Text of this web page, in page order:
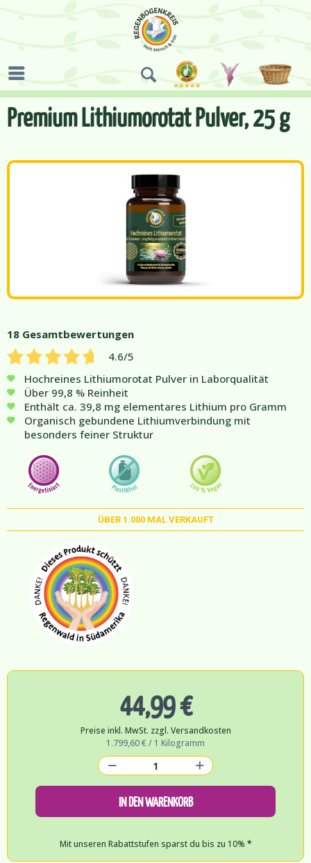
Premium Lithiumorotat Pulver, 25 g
18 Gesamtbewertungen
4.6/5
Hochreines Lithiumorotat Pulver in Laborqualität
Über 99,8 % Reinheit
Enthält ca. 39,8 mg elementares Lithium pro Gramm
Organisch gebundene Lithiumverbindung mit
besonders feiner Struktur
ÜBER1.000 MAL VERKAUFT
44,99 €
Preise inkl. MwSt. zzgl. Versandkosten
1.799,60 € / 1 Kilogramm
IN DEN WARENKORB
Mit unseren Rabattstufen sparst du bis zu 10% *